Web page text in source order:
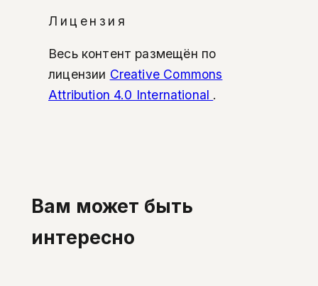
Лицензия
Весь контент размещён по
лицензии Creative Commons
Attribution 4.0 International .
Вам может быть
интересно